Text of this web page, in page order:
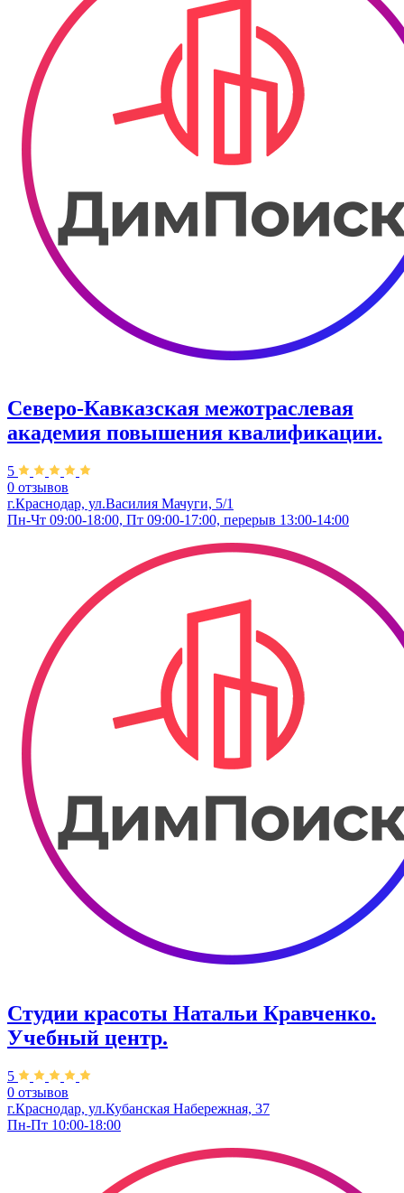
Северо-Кавказская межотраслевая
академия повышения квалификации.
5
0 отзывов
г.Краснодар, ул.Василия Мачуги, 5/1
Пн-Чт 09:00-18:00, Пт 09:00-17:00, перерыв 13:00-14:00
Студии красоты Натальи Кравченко.
Учебный центр.
5
0 отзывов
г.Краснодар, ул.Кубанская Набережная, 37
Пн-Пт 10:00-18:00